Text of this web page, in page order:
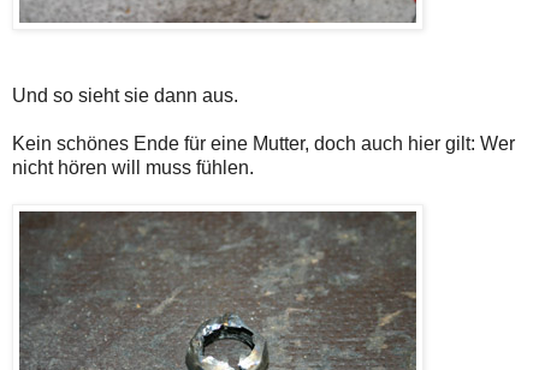
Und so sieht sie dann aus.
Kein schönes Ende für eine Mutter, doch auch hier gilt: Wer
nicht hören will muss fühlen.